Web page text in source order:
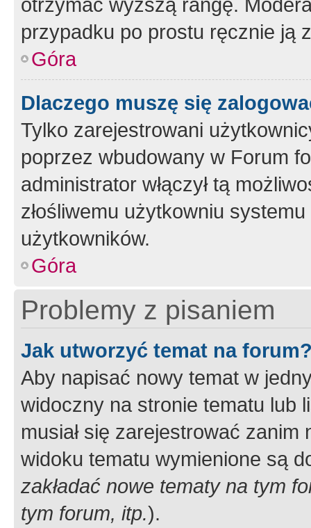
przypadku po prostu ręcznie ją
Góra
Dlaczego muszę się
Tylko zarejestrowani
poprzez wbudowany w Forum
administrator włączył tą
złośliwemu użytkowniu
użytkowników.
Góra
Problemy z pisaniem
Jak utworzyć temat na
Aby napisać nowy temat w
widoczny na stronie tematu lub
musiał się zarejestrować
widoku tematu wymienione są
zakładać nowe tematy na tym
tym forum, itp.).